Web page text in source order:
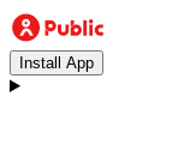
Install App